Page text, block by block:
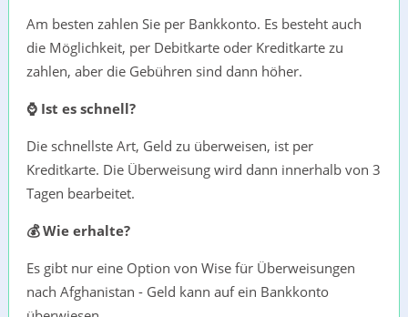
Am besten zahlen Sie per Bankkonto. Es besteht auch
die Möglichkeit, per Debitkarte oder Kreditkarte zu
zahlen, aber die Gebühren sind dann höher.
⌚ Ist es schnell?
Die schnellste Art, Geld zu überweisen, ist per
Kreditkarte. Die Überweisung wird dann innerhalb von 3
Tagen bearbeitet.
💰 Wie erhalte?
Es gibt nur eine Option von Wise für Überweisungen
nach Afghanistan - Geld kann auf ein Bankkonto